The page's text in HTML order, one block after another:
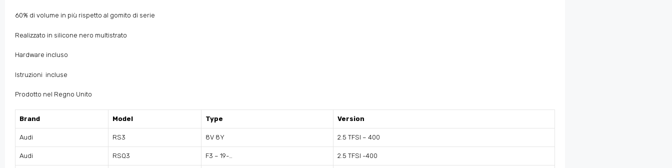
60% di volume in più rispetto al gomito di serie
Realizzato in silicone nero multistrato
Hardware incluso
Istruzioni incluse
Prodotto nel Regno Unito
Brand Model Type Version
Audi RS3 8V 8Y 2.5 TFSI – 400
Audi RSQ3 F3 – 19-… 2.5 TFSI -400